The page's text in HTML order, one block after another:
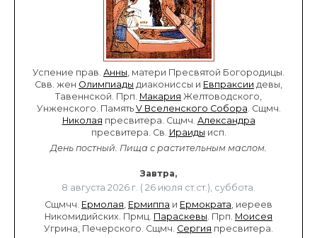
Успение прав. Анны, матери Пресвятой Богородицы.
Свв. жен Олимпиады диакониссы и Евпраксии девы,
Тавеннской. Прп. Макария Желтоводского,
Унженского. Память V Вселенского Собора. Сщмч.
Николая пресвитера. Сщмч. Александра
пресвитера. Св. Ираиды исп.
День постный. Пища с растительным маслом.
Завтра,
8 августа 2026 г. ( 26 июля ст.ст.), суббота.
Сщмчч. Ермолая, Ермиппа и Ермократа, иереев
Никомидийских. Прмц. Параскевы. Прп. Моисея
Угрина, Печерского. Сщмч. Сергия пресвитера.